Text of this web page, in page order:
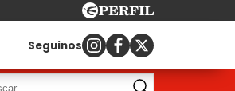
Seguinos